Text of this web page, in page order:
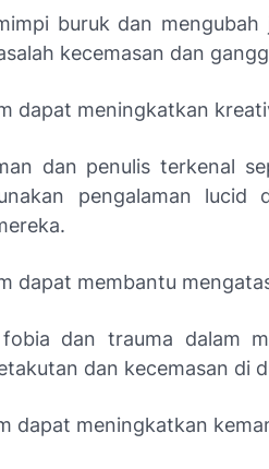
buruk dan
kecemasan dan
dapat meningkatkan
dan penulis terkenal
pengalaman lucid
dapat membantu
dan trauma dalam
dan kecemasan di
dapat meningkatkan